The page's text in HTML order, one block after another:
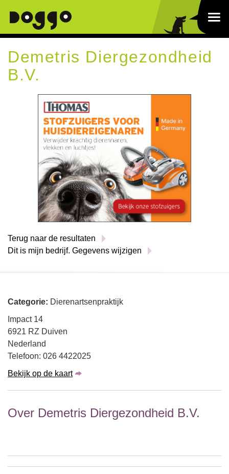
Demetris Diergezondheid
B.V.
Terug naar de resultaten
Dit is mijn bedrijf. Gegevens wijzigen
Categorie: Dierenartsenpraktijk
Impact 14
6921 RZ Duiven
Nederland
Telefoon: 026 4422025
Bekijk op de kaart
Over Demetris Diergezondheid B.V.